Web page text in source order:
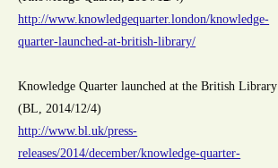
http://www.knowledgequarter.london/knowledge-
quarter-launched-at-british-library/
Knowledge Quarter launched at the British Library
(BL, 2014/12/4)
http://www.bl.uk/press-
releases/2014/december/knowledge-quarter-